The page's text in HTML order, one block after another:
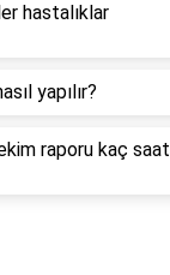
hastalıklar
yapılır?
raporu kaç saat